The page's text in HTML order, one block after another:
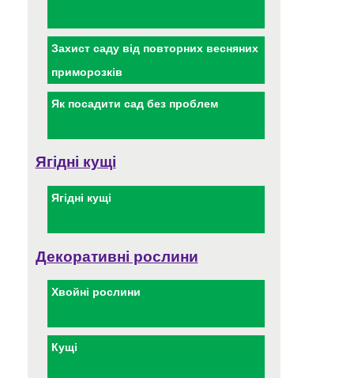
Захист саду від повторних весняних
приморозків
Як посадити сад без проблем
Ягідні кущі
Ягідні кущі
Декоративні рослини
Хвойні рослини
Кущі